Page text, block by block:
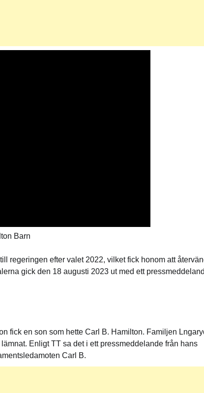
Barn
regeringen efter valet 2022, vilket fick honom att
gick den 18 augusti 2023 ut med ett
fick en son som hette Carl B. Hamilton. Familjen
Enligt TT sa det i ett pressmeddelande från hans
Carl B.